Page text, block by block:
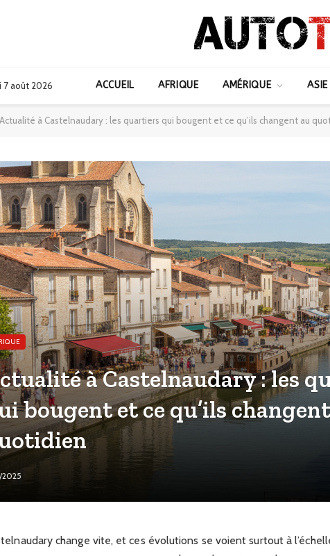
7 août 2026 ACCUEIL AFRIQUE AMÉRIQUE ASIE
Actualité à Castelnaudary : les quartiers qui bougent et ce qu’ils changent au
à Castelnaudary : les
bougent et ce qu’ils
2025
change vite, et ces évolutions se voient surtout à